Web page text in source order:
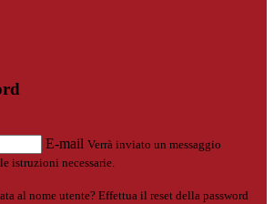
E-mail Verrà inviato un messaggio
istruzioni necessarie.
al nome utente? Effettua il reset della password